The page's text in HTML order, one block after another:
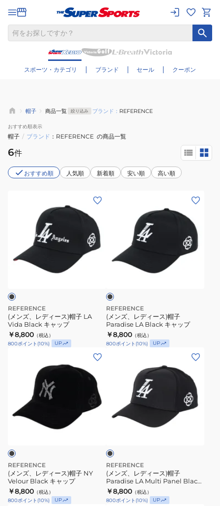
スポーツ・カテゴリ ブランド セール クーポン
さらに絞り込む
帽子 商品一覧 絞り込み ブランド： REFERENCE
おすすめ順表示
帽子 / ブランド REFERENCE の商品一覧
6件
おすすめ順 人気順 新着順 安い順 高い順
帽
子
LA
Vida
Black
REFERENCE
(メンズ、レディース)帽子 LA
Vida Black キャップ
￥8,800 （税込）
800ポイント (10%) UP
帽
子
Paradise
LA
Black
ブ
ラ
REFERENCE
(メンズ、レディース)帽子
Paradise LA Black キャップ
￥8,800 （税込）
800ポイント (10%) UP
ィ
帽
子
NY
Velour
Black
REFERENCE
(メンズ、レディース)帽子 NY
Velour Black キャップ
￥8,800 （税込）
800ポイント (10%) UP
帽
子
Paradise
LA
Multi
ブ
ラ
REFERENCE
(メンズ、レディース)帽子
Paradise LA Multi Panel Black
メッシュキャップ
￥8,800 （税込）
800ポイント (10%) UP